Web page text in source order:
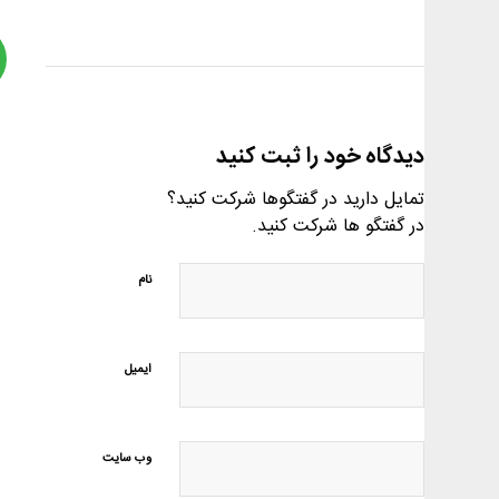
دیدگاه خود را ثبت کنید
تمایل دارید در گفتگوها شرکت کنید؟
در گفتگو ها شرکت کنید.
نام
ایمیل
وب‌ سایت